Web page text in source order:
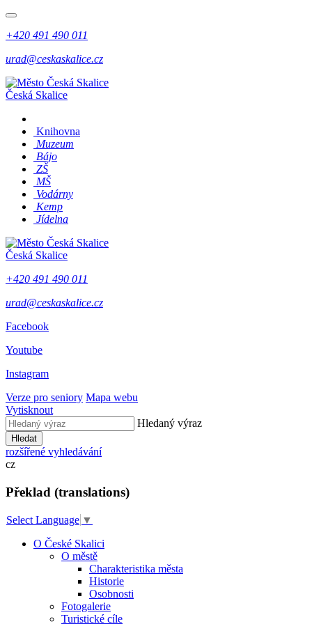
+420 491 490 011
urad@ceskaskalice.cz
Česká Skalice
Knihovna
Muzeum
Bájo
ZŠ
MŠ
Vodárny
Kemp
Jídelna
Česká Skalice
+420 491 490 011
urad@ceskaskalice.cz
Facebook
Youtube
Instagram
Verze pro seniory Mapa webu
Vytisknout
Hledaný výraz
Hledat
rozšířené vyhledávání
cz
Překlad (translations)
Select Language ▼
O České Skalici
O městě
Charakteristika města
Historie
Osobnosti
Fotogalerie
Turistické cíle